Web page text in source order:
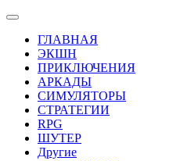
ГЛАВНАЯ
ЭКШН
ПРИКЛЮЧЕНИЯ
АРКАДЫ
СИМУЛЯТОРЫ
СТРАТЕГИИ
RPG
ШУТЕР
Другие